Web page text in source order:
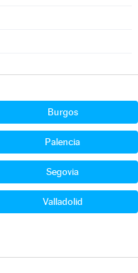
Burgos
Palencia
Segovia
Valladolid